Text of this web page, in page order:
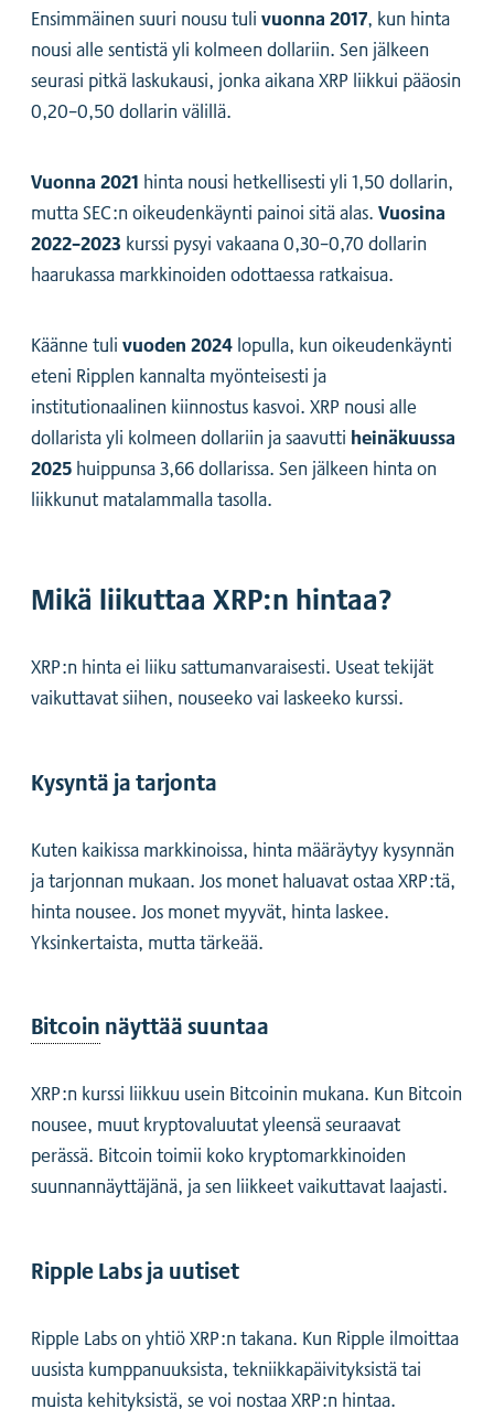
Ensimmäinen suuri nousu tulivuonna 2017, kun hinta
nousi alle sentistä yli kolmeen dollariin. Sen jälkeen
seurasi pitkä laskukausi, jonka aikana XRP liikkui pääosin
0,20–0,50 dollarin välillä.
Vuonna 2021 hinta nousi hetkellisesti yli 1,50 dollarin,
mutta SEC:n oikeudenkäynti painoi sitä alas.Vuosina
2022–2023 kurssi pysyi vakaana 0,30–0,70 dollarin
haarukassa markkinoiden odottaessa ratkaisua.
Käänne tulivuoden 2024lopulla, kun oikeudenkäynti
eteni Ripplen kannalta myönteisesti ja
institutionaalinen kiinnostus kasvoi. XRP nousi alle
dollarista yli kolmeen dollariin ja saavutti heinäkuussa
2025huippunsa 3,66 dollarissa. Sen jälkeen hinta on
liikkunut matalammalla tasolla.
Mikä liikuttaa XRP:n hintaa?
XRP:n hinta ei liiku sattumanvaraisesti. Useat tekijät
vaikuttavat siihen, nouseeko vai laskeeko kurssi.
Kysyntä ja tarjonta
Kuten kaikissa markkinoissa, hinta määräytyy kysynnän
ja tarjonnan mukaan. Jos monet haluavat ostaa XRP:tä,
hinta nousee. Jos monet myyvät, hinta laskee.
Yksinkertaista, mutta tärkeää.
Bitcoinnäyttää suuntaa
XRP:n kurssi liikkuu usein Bitcoinin mukana. Kun Bitcoin
nousee, muut kryptovaluutat yleensä seuraavat
perässä. Bitcoin toimii koko kryptomarkkinoiden
suunnannäyttäjänä, ja sen liikkeet vaikuttavat laajasti.
Ripple Labs ja uutiset
Ripple Labs on yhtiö XRP:n takana. Kun Ripple ilmoittaa
uusista kumppanuuksista, tekniikkapäivityksistä tai
muista kehityksistä, se voi nostaa XRP:n hintaa.